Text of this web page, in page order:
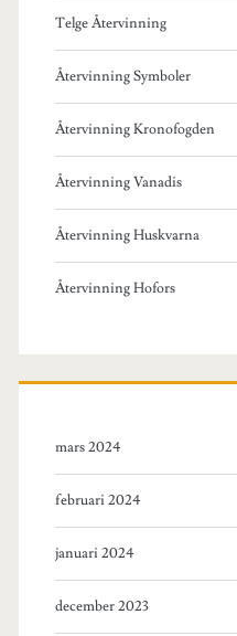
Telge Återvinning
Återvinning Symboler
Återvinning Kronofogden
Återvinning Vanadis
Återvinning Huskvarna
Återvinning Hofors
mars 2024
februari 2024
januari 2024
december 2023